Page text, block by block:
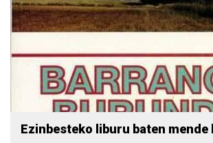
Ezinbesteko liburu baten mende